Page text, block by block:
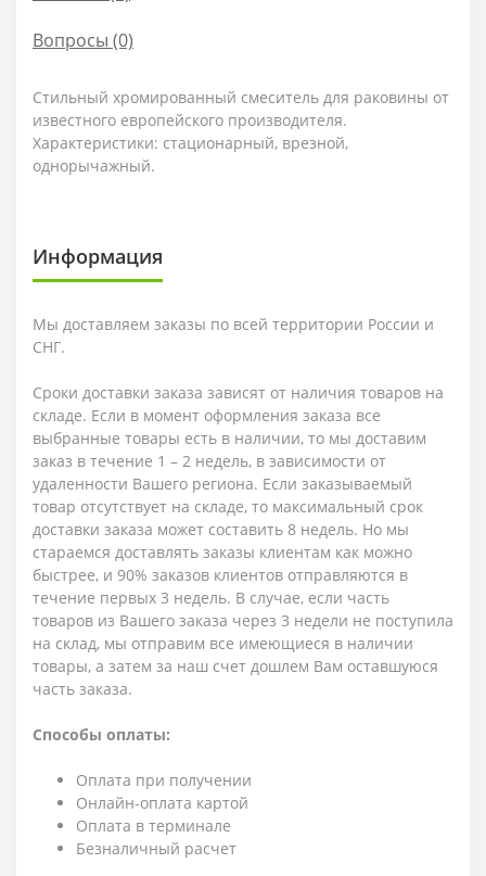
Вопросы (0)
Стильный хромированный смеситель для раковины от
известного европейского производителя.
Характеристики: стационарный, врезной,
однорычажный.
Информация
Мы доставляем заказы по всей территории России и
СНГ.
Сроки доставки заказа зависят от наличия товаров на
складе. Если в момент оформления заказа все
выбранные товары есть в наличии, то мы доставим
заказ в течение 1 – 2 недель, в зависимости от
удаленности Вашего региона. Если заказываемый
товар отсутствует на складе, то максимальный срок
доставки заказа может составить 8 недель. Но мы
стараемся доставлять заказы клиентам как можно
быстрее, и 90% заказов клиентов отправляются в
течение первых 3 недель. В случае, если часть
товаров из Вашего заказа через 3 недели не поступила
на склад, мы отправим все имеющиеся в наличии
товары, а затем за наш счет дошлем Вам оставшуюся
часть заказа.
Способы оплаты:
Оплата при получении
Онлайн-оплата картой
Оплата в терминале
Безналичный расчет